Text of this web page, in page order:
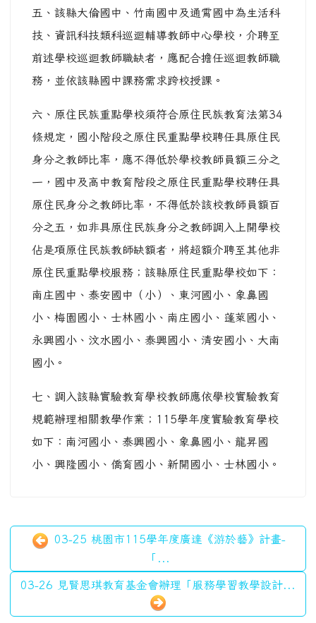
五、該縣大倫國中、竹南國中及通霄國中為生活科
技、資訊科技類科巡迴輔導教師中心學校，介聘至
前述學校巡迴教師職缺者，應配合擔任巡迴教師職
務，並依該縣國中課務需求跨校授課。
六、原住民族重點學校須符合原住民族教育法第34
條規定，國小階段之原住民重點學校聘任具原住民
身分之教師比率，應不得低於學校教師員額三分之
一，國中及高中教育階段之原住民重點學校聘任具
原住民身分之教師比率，不得低於該校教師員額百
分之五，如非具原住民族身分之教師調入上開學校
佔是項原住民族教師缺額者，將超額介聘至其他非
原住民重點學校服務；該縣原住民重點學校如下：
南庄國中、泰安國中（小）、東河國小、象鼻國
小、梅園國小、士林國小、南庄國小、蓬萊國小、
永興國小、汶水國小、泰興國小、清安國小、大南
國小。
七、調入該縣實驗教育學校教師應依學校實驗教育
規範辦理相關教學作業；115學年度實驗教育學校
如下：南河國小、泰興國小、象鼻國小、龍昇國
小、興隆國小、僑育國小、新開國小、士林國小。
03-25 桃園市115學年度廣達《游於藝》計畫-
「...
03-26 見賢思琪教育基金會辦理「服務學習教學設計...